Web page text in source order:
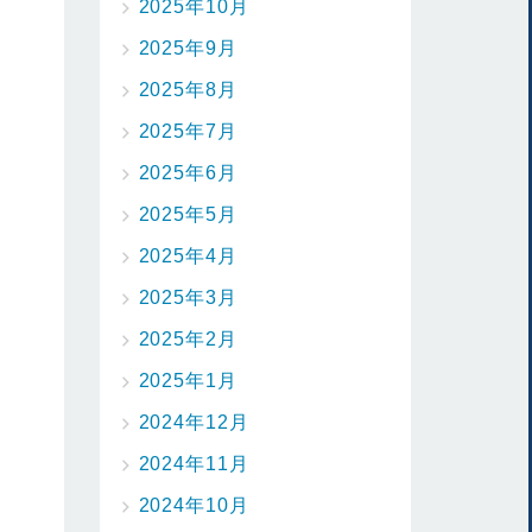
2025年10月
2025年9月
2025年8月
2025年7月
2025年6月
2025年5月
2025年4月
2025年3月
2025年2月
2025年1月
2024年12月
2024年11月
2024年10月